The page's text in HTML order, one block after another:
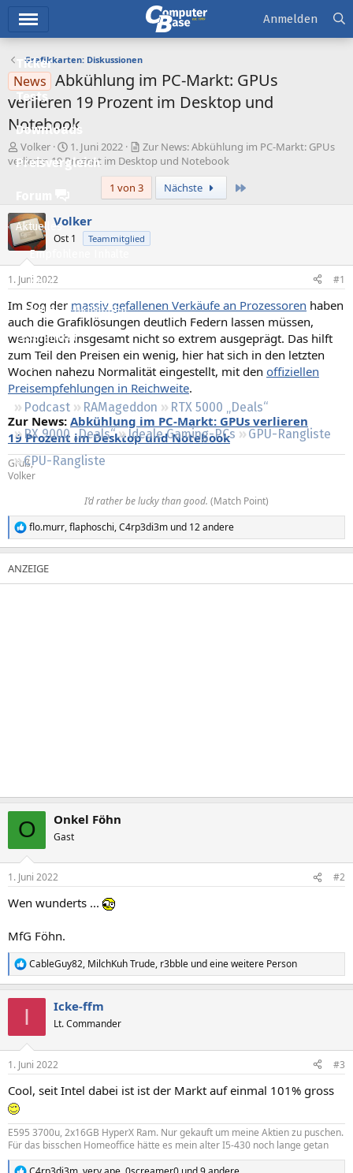
Ticker
Tests
Downloads
Preisvergleich
Aktuelles
Empfohlene Inhalte
Neue Beiträge
Neueste Aktivitäten
Leserartikel
Podcast RAMageddon
RTX 5000 „Deals“
RX 9000 „Deals“
Ideale Gaming-PCs
GPU-Rangliste
CPU-Rangliste
Anmelden
Grafikkarten: Diskussionen
News Abkühlung im PC-Markt: GPUs
verlieren 19 Prozent im Desktop und
Notebook
E
r
e
l
l
e
r
Volker
E
r
l
1. Juni 2022
Zur News: Abkühlung im PC-Markt: GPUs
verlieren 19 Prozent im Desktop und Notebook
1 von 3
Nächste
Volker
Ost 1 Teammitglied
1. Juni 2022 #1
Im Sog der massiv gefallenen Verkäufe an Prozessoren haben
auch die Grafiklösungen deutlich Federn lassen müssen,
wenngleich insgesamt nicht so extrem ausgeprägt. Das hilft
zum Teil den Preisen ein wenig, hier hat sich in den letzten
Wochen nahezu Normalität eingestellt, mit den offiziellen
Preisempfehlungen in Reichweite.
Zur News: Abkühlung im PC-Markt: GPUs verlieren
19 Prozent im Desktop und Notebook
Gruß,
Volker
I’d rather be lucky than good. (Match Point)​
R
e
a
k
t
flo.murr,flaphoschi,C4rp3di3m und 12 andere
O Onkel Föhn
Gast
1. Juni 2022 #2
Wen wunderts ...
MfG Föhn.
R
e
e
:
CableGuy82, MilchKuh Trude, r3bble und eine weitere Person
I Icke-ffm
Lt. Commander
1. Juni 2022 #3
Cool, seit Intel dabei ist ist der Markt auf einmal 101% gross
E595 3700u, 2x16GB HyperX Ram. Nur gekauft um meine Aktien zu puschen.
Für das bisschen Homeoffice hätte es mein alter I5-430 noch lange getan